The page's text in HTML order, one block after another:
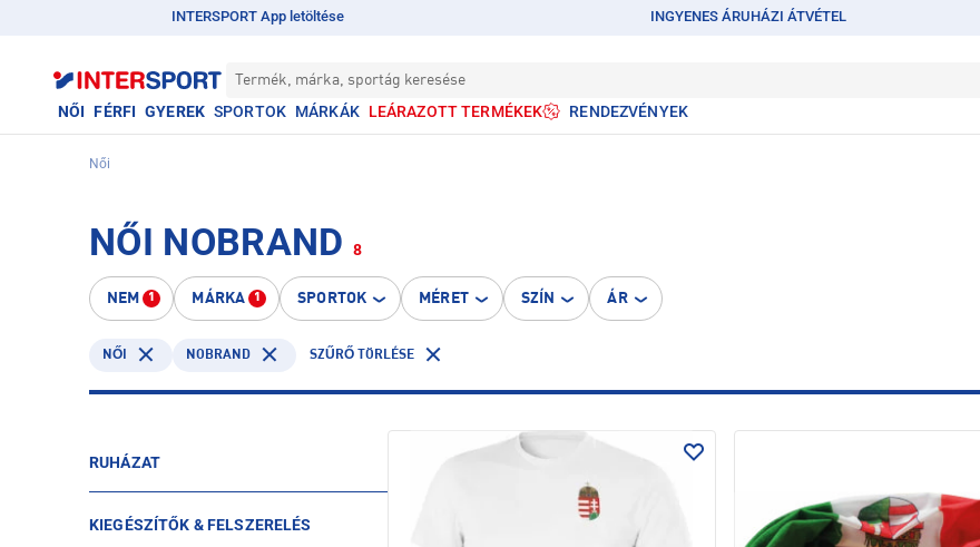
INTERSPORT App letöltése INGYENES ÁRUHÁZI ÁTVÉTEL
Termék, márka, sportág keresése
NŐI FÉRFI GYEREK SPORTOK MÁRKÁK LEÁRAZOTT TERMÉKEK RENDEZVÉNYEK
Női
NŐI NOBRAND 8
NEM 1 MÁRKA 1 SPORTOK MÉRET SZÍN ÁR
NŐI NOBRAND SZŰRŐ TÖRLÉSE
RUHÁZAT
KIEGÉSZÍTŐK & FELSZERELÉS